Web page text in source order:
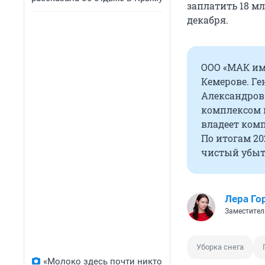
«Молоко здесь почти никто
заплатить 18
декабря.
ООО «МАК им.
Кемерове.
комплексом
владеет
По итогам
чистый
Лера
Уборка снега